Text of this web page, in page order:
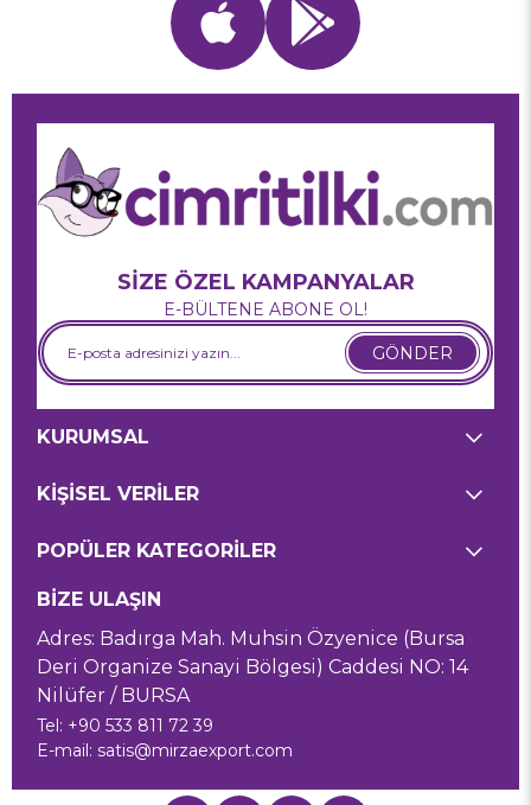
SİZE ÖZEL KAMPANYALAR
E-BÜLTENE ABONE OL!
GÖNDER
KURUMSAL
KİŞİSEL VERİLER
POPÜLER KATEGORİLER
BİZE ULAŞIN
Adres: Badırga Mah. Muhsin Özyenice (Bursa
Deri Organize Sanayi Bölgesi) Caddesi NO: 14
Nilüfer / BURSA
Tel: +90 533 811 72 39
E-mail: satis@mirzaexport.com